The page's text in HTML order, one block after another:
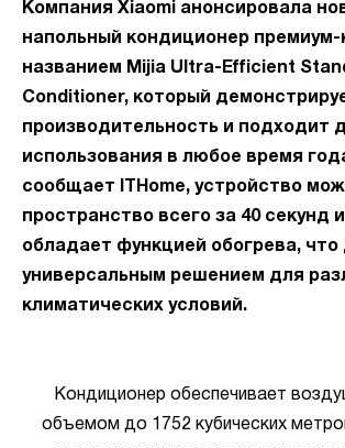
Компания Xiaomi анонсировала
напольный кондиционер премиум-
названием Mijia Ultra-Efficient
Conditioner, который
производительность и подходит
использования в любое время
сообщает ITHome, устройство
пространство всего за 40 секунд
обладает функцией обогрева, что
универсальным решением для
климатических условий.
Кондиционер обеспечивает
объемом до 1752 кубических